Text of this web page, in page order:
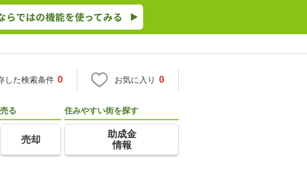
した検索条件 0 お気に入り 0
売る
売却
住みやすい街を探す
助成金
情報